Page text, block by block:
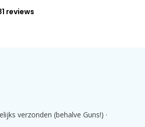
reviews
verzonden (behalve Guns!) ·